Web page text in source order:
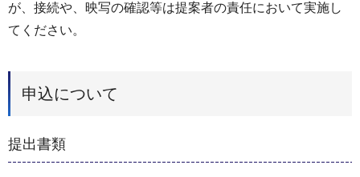
が、接続や、映写の確認等は提案者の責任において実施し
てください。
申込について
提出書類